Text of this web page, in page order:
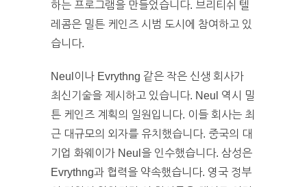
하는 프로그램을 만들었습니다. 브리티쉬 텔
레콤은 밀튼 케인즈 시범 도시에 참여하고 있
습니다.
Neul이나 Evrythng 같은 작은 신생 회사가
최신기술을 제시하고 있습니다. Neul 역시 밀
튼 케인즈 계획의 일원입니다. 이들 회사는 최
근 대규모의 외자를 유치했습니다. 중국의 대
기업 화웨이가 Neul을 인수했습니다. 삼성은
Evrythng과 협력을 약속했습니다. 영국 정부